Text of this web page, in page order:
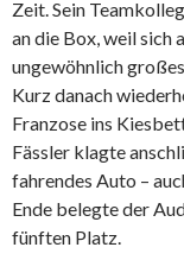
Zeit. Sein
an die Box, weil sich
ungewöhnlich
Kurz danach
Franzose ins
Fässler klagte
fahrendes Auto –
Ende belegte der
fünften Platz.